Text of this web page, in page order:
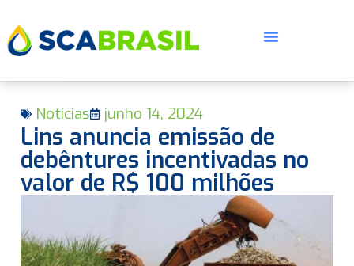
Notícias junho 14, 2024
Lins anuncia emissão de
debêntures incentivadas no
valor de R$ 100 milhões